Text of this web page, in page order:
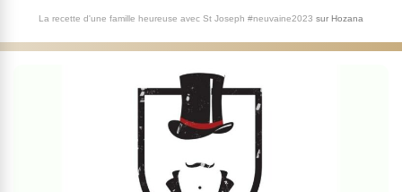
La recette d'une famille heureuse avec St Joseph #neuvaine2023 sur Hozana